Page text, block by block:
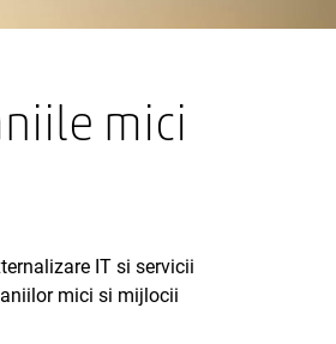
mici
IT si servicii
mici si mijlocii